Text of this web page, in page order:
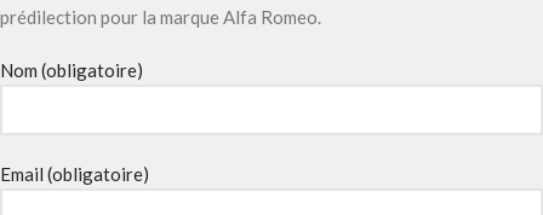
prédilection pour la marque Alfa Romeo.
Nom (obligatoire)
Email (obligatoire)